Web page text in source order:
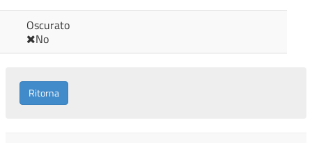
Oscurato
No
Ritorna